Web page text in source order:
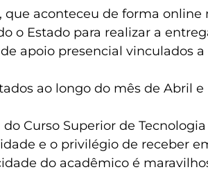
que aconteceu de forma
o Estado para realizar a
apoio presencial vinculados
ao longo do mês de Abril e
Curso Superior de
e o privilégio de receber
do acadêmico é